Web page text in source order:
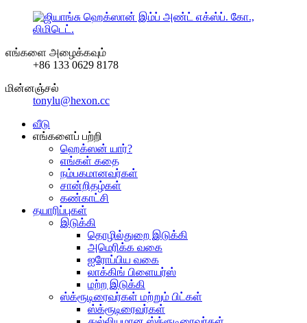
எங்களை அழைக்கவும்
+86 133 0629 8178
மின்னஞ்சல்
tonylu@hexon.cc
வீடு
எங்களைப் பற்றி
ஹெக்ஸன் யார்?
எங்கள் கதை
நம்பகமானவர்கள்
சான்றிதழ்கள்
கண்காட்சி
தயாரிப்புகள்
இடுக்கி
தொழில்துறை இடுக்கி
அமெரிக்க வகை
ஐரோப்பிய வகை
லாக்கிங் பிளையர்ஸ்
மற்ற இடுக்கி
ஸ்க்ரூடிரைவர்கள் மற்றும் பிட்கள்
ஸ்க்ரூடிரைவர்கள்